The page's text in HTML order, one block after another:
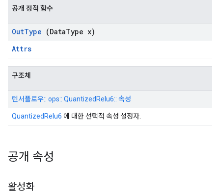
공개 정적 함수
OutType (DataType x)
Attrs
구조체
텐서플로우:: ops:: QuantizedRelu6:: 속성
QuantizedRelu6 에 대한 선택적 속성 설정자.
공개 속성
활성화